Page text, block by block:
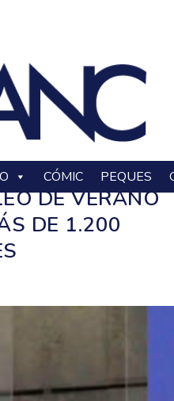
CÓMIC PEQUES
DE VERANO
DE 1.200